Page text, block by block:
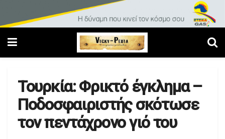
Τουρκία: Φρικτό έγκλημα –
Ποδοσφαιριστής σκότωσε
τον πεντάχρονο γιό του